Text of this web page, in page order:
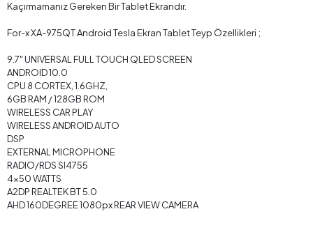
Kaçırmamanız Gereken Bir Tablet Ekrandır.
For-x XA-975QT Android Tesla Ekran Tablet Teyp Özellikleri ;
9.7" UNIVERSAL FULL TOUCH QLED SCREEN
ANDROID 10.0
CPU 8 CORTEX, 1.6GHZ,
6GB RAM / 128GB ROM
WIRELESS CAR PLAY
WIRELESS ANDROID AUTO
DSP
EXTERNAL MICROPHONE
RADIO/RDS SI4755
4x50 WATTS
A2DP REALTEK BT 5.0
AHD 160DEGREE 1080px REAR VIEW CAMERA